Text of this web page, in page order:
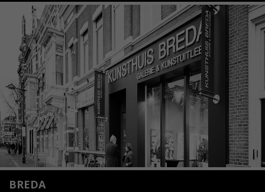
Amstelveenseweg 135
1075 VX Amsterdam
+31 (0)20 2332546
info@kunsthuisamsterdam.nl
Lees meer
BREDA